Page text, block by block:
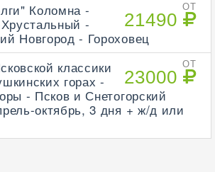
ОТ
21490
Коломна -
-
Новгород - Гороховец
ОТ
23000
классики
горах -
- Псков и Снетогорский
октябрь, 3 дня + ж/д или